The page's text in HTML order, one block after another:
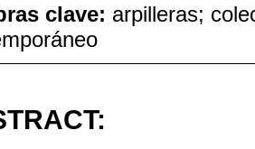
clave: arpilleras;